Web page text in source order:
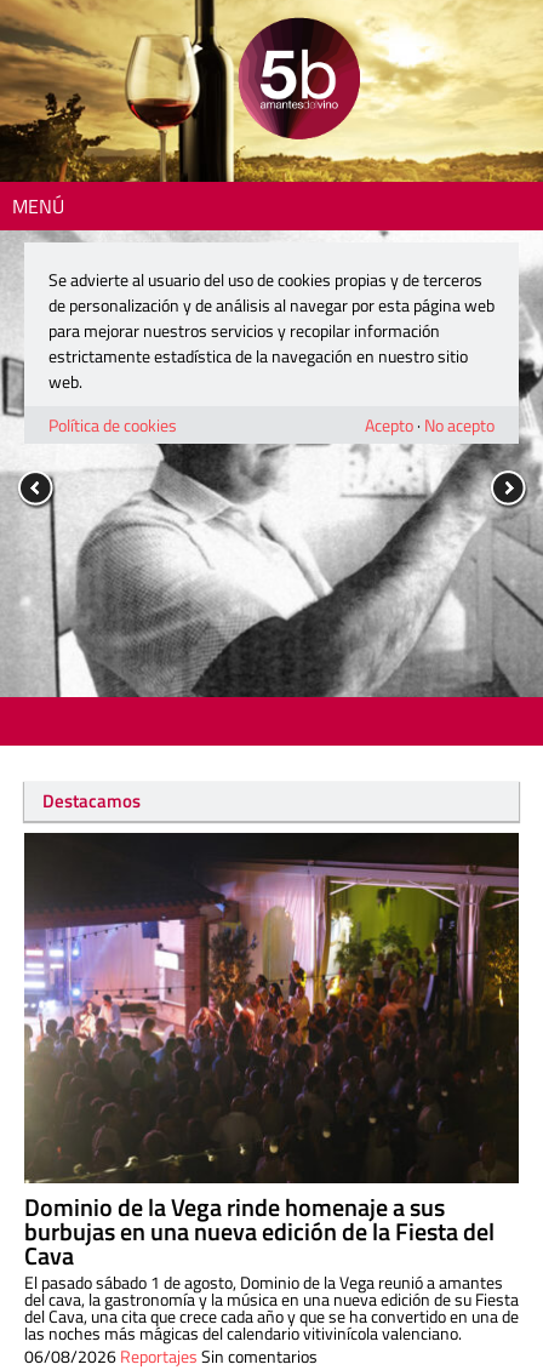
MENÚ
Destacamos
Dominio de la Vega rinde homenaje a sus
burbujas en una nueva edición de la Fiesta del
Cava
El pasado sábado 1 de agosto, Dominio de la Vega reunió a amantes
del cava, la gastronomía y la música en una nueva edición de su Fiesta
del Cava, una cita que crece cada año y que se ha convertido en una de
las noches más mágicas del calendario vitivinícola valenciano.
06/08/2026ReportajesSin comentarios
Se advierte al usuario del uso de cookies propias y de terceros
de personalización y de análisis al navegar por esta página web
para mejorar nuestros servicios y recopilar información
estrictamente estadística de la navegación en nuestro sitio
web.
Política de cookies
Acepto· No acepto